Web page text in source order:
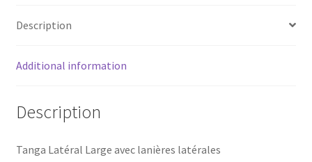
Description
Additional information
Description
Tanga Latéral Large avec lanières latérales